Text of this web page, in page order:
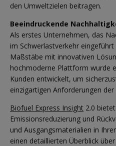
den Umweltzielen beitragen.
Beeindruckende
Als erstes Unternehmen, das
im Schwerlastverkehr
Maßstäbe mit innovativen
hochmoderne Plattform wurde
Kunden entwickelt, um
einzigartigen Anforderungen
Biofuel Express Insight 2.0
Emissionsreduzierung und
und Ausgangsmaterialien in
einen detaillierten Überblick